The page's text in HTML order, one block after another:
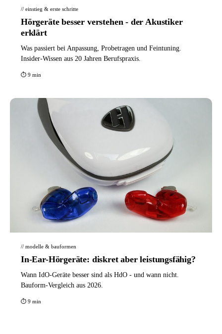
// einstieg & erste schritte
Hörgeräte besser verstehen - der Akustiker
erklärt
Was passiert bei Anpassung, Probetragen und Feintuning.
Insider-Wissen aus 20 Jahren Berufspraxis.
⏱ 9 min
// modelle & bauformen
In-Ear-Hörgeräte: diskret aber leistungsfähig?
Wann IdO-Geräte besser sind als HdO - und wann nicht.
Bauform-Vergleich aus 2026.
⏱ 9 min